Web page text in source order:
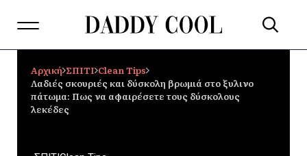
Αρχική ΣΠΙΤΙ Clean Tips
Λαδιές σκουριές και δύσκολη βρωμιά στο ξυλινο
πάτωμα: Πως να αφαιρέσετε τους δύσκολους
λεκέδες